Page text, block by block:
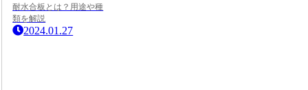
耐水合板とは？用途や種
類を解説
2024.01.27